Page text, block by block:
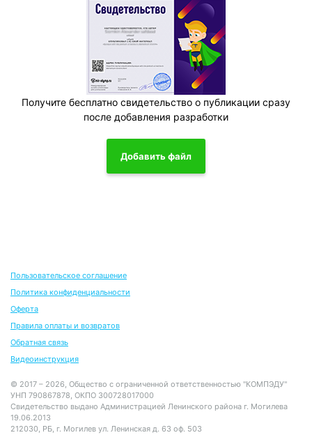
Получите бесплатно свидетельство о публикации сразу
после добавления разработки
Добавить файл
Пользовательское соглашение
Политика конфиденциальности
Оферта
Правила оплаты и возвратов
Обратная связь
Видеоинструкция
© 2017 – 2026, Общество с ограниченной ответственностью "КОМПЭДУ"
УНП 790867878, ОКПО 300728017000
Свидетельство выдано Администрацией Ленинского района г. Могилева
19.06.2013
212030, РБ, г. Могилев ул. Ленинская д. 63 оф. 503